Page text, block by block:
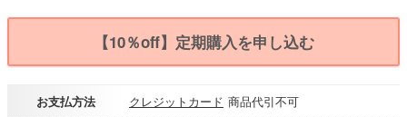
【10％off】定期購入を申し込む
お支払方法 クレジットカード 商品代引不可